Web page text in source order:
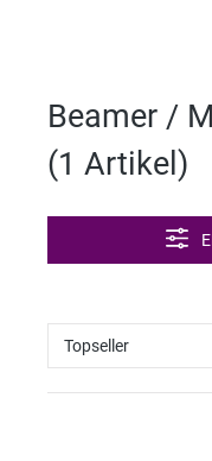
Beamer /
(1 Artikel )